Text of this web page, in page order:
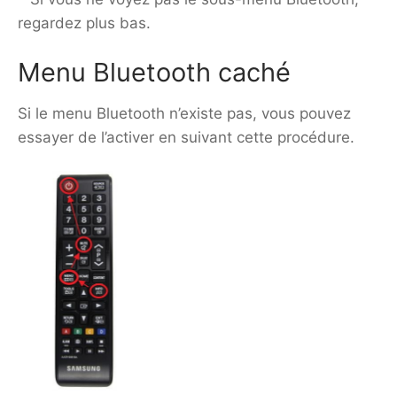
regardez plus bas.
Menu Bluetooth caché
Si le menu Bluetooth n’existe pas, vous pouvez
essayer de l’activer en suivant cette procédure.